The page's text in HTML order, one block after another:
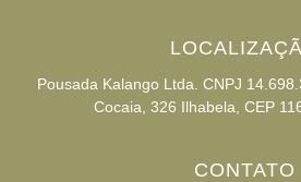
Pousada Kalango Ltda. CNPJ
Cocaia, 326 Ilhabela, CEP
CONTATO